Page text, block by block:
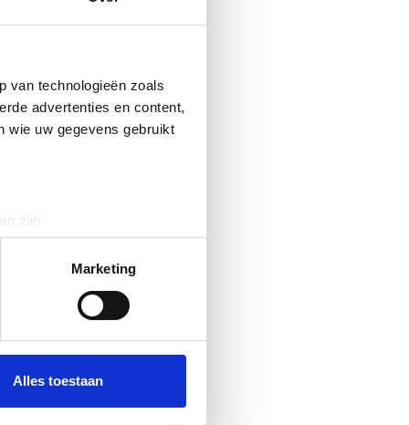
van technologieën zoals
advertenties en content,
wie uw gegevens gebruikt
zijn
detailgedeeltein. U kunt uw
partners voor social
die u aan ze heeft
Marketing
Alles toestaan